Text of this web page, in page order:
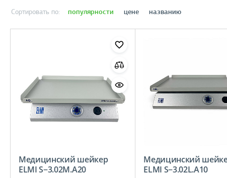
Сортировать по: популярности цене названию
Медицинский шейкер
ELMI S−3.02M.A20
Медицинский
ELMI S−3.02L.A10